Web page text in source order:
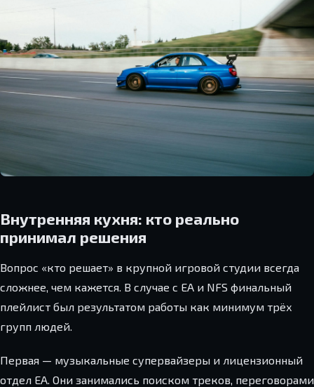
Внутренняя кухня: кто реально
принимал решения
Вопрос «кто решает» в крупной игровой студии всегда
сложнее, чем кажется. В случае с EA и NFS финальный
плейлист был результатом работы как минимум трёх
групп людей.
Первая — музыкальные супервайзеры и лицензионный
отдел EA. Они занимались поиском треков, переговорами